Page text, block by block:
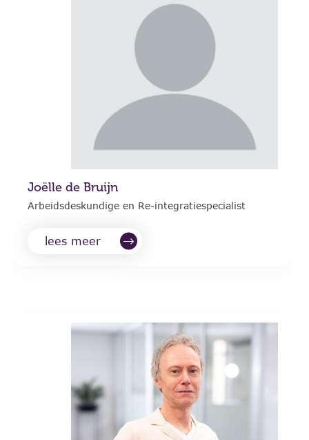
Joëlle de Bruijn
Arbeidsdeskundige en Re-integratiespecialist
lees meer